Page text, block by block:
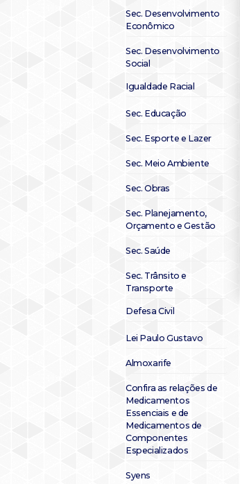
Sec. Desenvolvimento
Econômico
Sec. Desenvolvimento
Social
Igualdade Racial
Sec. Educação
Sec. Esporte e Lazer
Sec. Meio Ambiente
Sec. Obras
Sec. Planejamento,
Orçamento e Gestão
Sec. Saúde
Sec. Trânsito e
Transporte
Defesa Civil
Lei Paulo Gustavo
Almoxarife
Confira as relações de
Medicamentos
Essenciais e de
Medicamentos de
Componentes
Especializados
Syens